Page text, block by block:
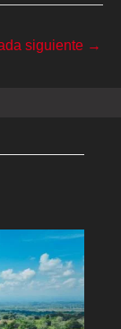
siguiente →